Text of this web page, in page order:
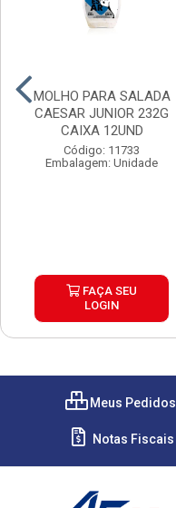
MOLHO PARA SALADA
CAESAR JUNIOR 232G
CAIXA 12UND
Código: 11733
Embalagem: Unidade
FAÇA SEU
LOGIN
Meus Pedidos
Notas Fiscais